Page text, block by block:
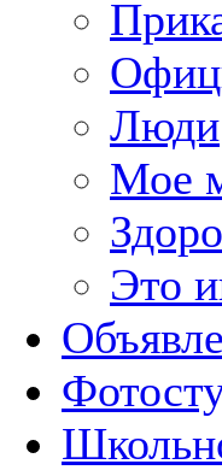
Люди
Мое
Это